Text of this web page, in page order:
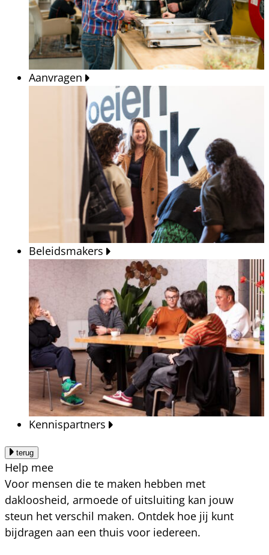
Aanvragen
Beleidsmakers
Kennispartners
terug
Help mee
Voor mensen die te maken hebben met
dakloosheid, armoede of uitsluiting kan jouw
steun het verschil maken. Ontdek hoe jij kunt
bijdragen aan een thuis voor iedereen.